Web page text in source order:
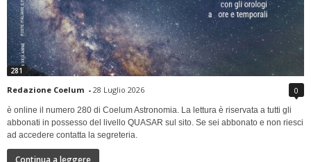
281
Redazione Coelum - 28 Luglio 2026 0
è online il numero 280 di Coelum Astronomia. La lettura è riservata a tutti gli
abbonati in possesso del livello QUASAR sul sito. Se sei abbonato e non riesci
ad accedere contatta la segreteria.